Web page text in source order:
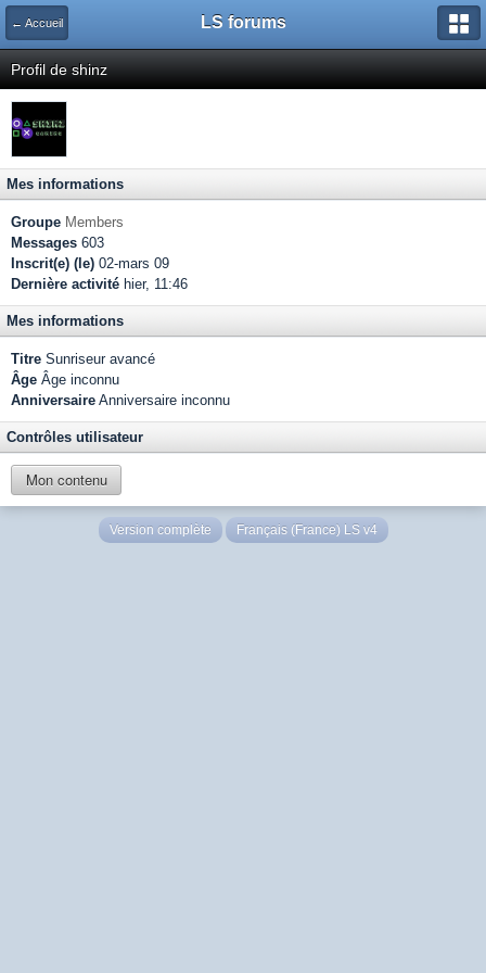
← Accueil LS forums
Profil de shinz
Mes informations
Groupe Members
Messages 603
Inscrit(e) (le) 02-mars 09
Dernière activité hier, 11:46
Mes informations
Titre Sunriseur avancé
Âge Âge inconnu
Anniversaire Anniversaire inconnu
Contrôles utilisateur
Mon contenu
Version complète Français (France) LS v4